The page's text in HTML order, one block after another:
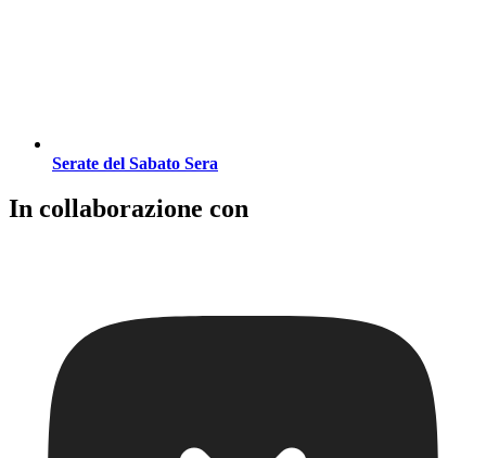
Serate del Sabato Sera
In collaborazione con